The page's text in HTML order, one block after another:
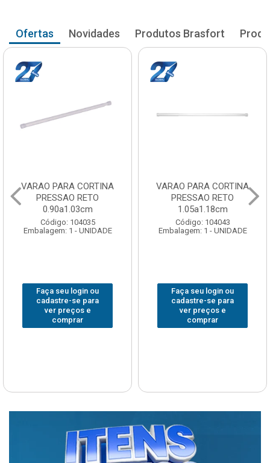
Ofertas Novidades Produtos Brasfort
VARAO PARA CORTINA
PRESSAO RETO
0.90a1.03cm
Código: 104035
Embalagem: 1 - UNIDADE
Faça seu login ou
cadastre-se para
ver preços e
comprar
VARAO PARA CORTINA
PRESSAO RETO
1.05a1.18cm
Código: 104043
Embalagem: 1 - UNIDADE
Faça seu login ou
cadastre-se para
ver preços e
comprar